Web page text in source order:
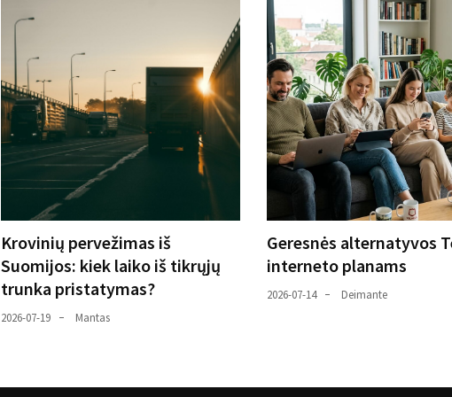
Krovinių pervežimas iš
Suomijos: kiek laiko iš tikrųjų
trunka pristatymas?
2026-07-19 Mantas
Geresnės alternatyvos
interneto planams
2026-07-14 Deimante